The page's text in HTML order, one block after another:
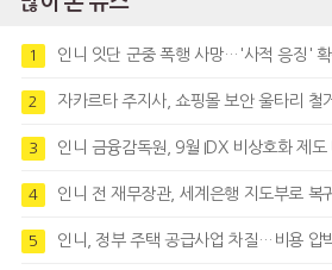
1 인니 잇단 군중 폭행 사망…'사적 응징' 확
2 자카르타 주지사, 쇼핑몰 보안 울타리
3 인니 금융감독원, 9월 IDX 비상호화 제도
4 인니 전 재무장관, 세계은행 지도부로 복귀
5 인니, 정부 주택 공급사업 차질…비용 압